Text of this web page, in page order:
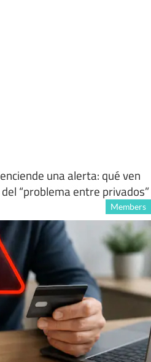
una alerta: qué ven
“problema entre privados”
Members